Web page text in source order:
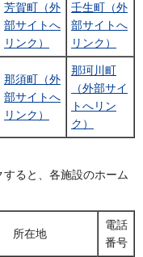
芳賀町（外
部サイトへ
リンク）
壬生町（外
部サイトへ
リンク）
那須町（外
部サイトへ
リンク）
那珂川町
（外部サイ
トへリン
ク）
ると、各施設のホーム
所在地
電話
番号